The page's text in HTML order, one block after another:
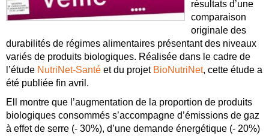
résultats d’une
comparaison
originale des
durabilités de régimes alimentaires présentant des niveaux
variés de produits biologiques. Réalisée dans le cadre de
l’étude NutriNet-Santé et du projet BioNutriNet, cette étude a
été publiée fin avril.
Ell montre que l’augmentation de la proportion de produits
biologiques consommés s’accompagne d’émissions de gaz
à effet de serre (- 30%), d’une demande énergétique (- 20%)